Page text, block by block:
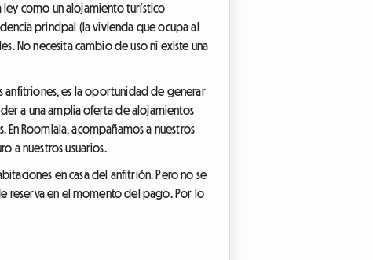
ley como un alojamiento turístico
principal (la vivienda que ocupa al
No necesita cambio de uso ni existe una
anfitriones, es la oportunidad de generar
a una amplia oferta de alojamientos
En Roomlala, acompañamos a nuestros
a nuestros usuarios.
en casa del anfitrión. Pero no se
reserva en el momento del pago. Por lo